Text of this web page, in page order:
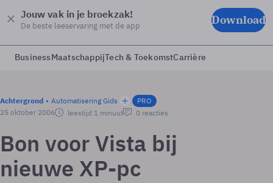
Jouw vak in je broekzak!
De beste leeservaring met de app Download
BusinessMaatschappijTech & ToekomstCarrière
Achtergrond Automatisering Gids
PRO
25 oktober 2006
leestijd 1 minuut 0 reacties
Bon voor Vista bij
nieuwe XP-pc